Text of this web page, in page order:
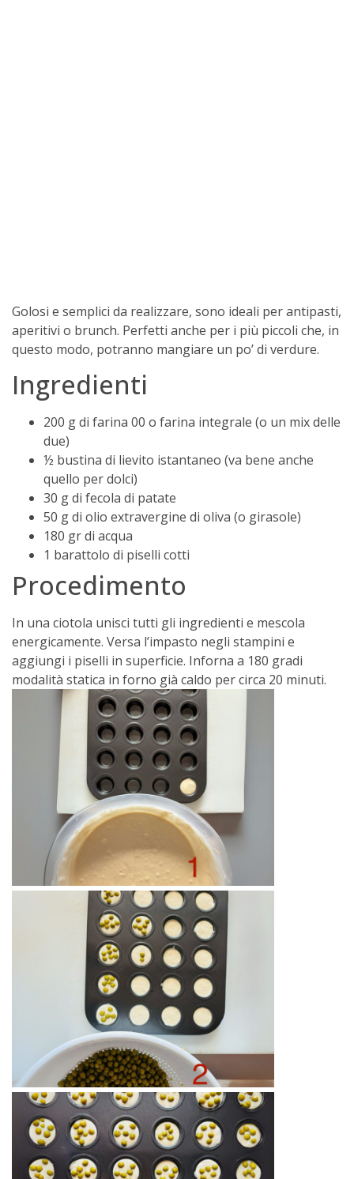
Golosi e semplici da realizzare, sono ideali per antipasti,
aperitivi o brunch. Perfetti anche per i più piccoli che, in
questo modo, potranno mangiare un po’ di verdure.
Ingredienti
200 g di farina 00 o farina integrale (o un mix delle
due)
½ bustina di lievito istantaneo (va bene anche
quello per dolci)
30 g di fecola di patate
50 g di olio extravergine di oliva (o girasole)
180 gr di acqua
1 barattolo di piselli cotti
Procedimento
In una ciotola unisci tutti gli ingredienti e mescola
energicamente. Versa l’impasto negli stampini e
aggiungi i piselli in superficie. Inforna a 180 gradi
modalità statica in forno già caldo per circa 20 minuti.